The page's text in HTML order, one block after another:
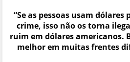
“Se as pessoas usam
crime, isso não os torna
ruim em dólares americanos.
melhor em muitas frentes